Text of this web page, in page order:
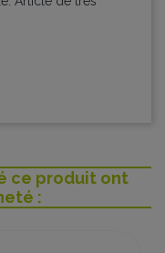
ce produit ont
: